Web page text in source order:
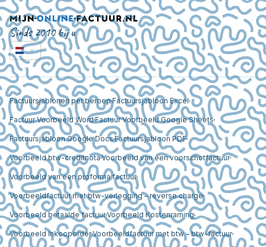
Sinds 2010 bij u
Factuursjablonen per beroepFactuursjabloon Excel
Factuur Voorbeeld WordFactuur Voorbeeld Google Sheets
Factuursjabloon Google DocsFactuursjabloon PDF
Voorbeeld btw-creditnotaVoorbeeld van een voorschotfactuur
Voorbeeld van een proforma factuur
Voorbeeldfactuur met btw-verlegging – reverse charge
Voorbeeld betaalde factuurVoorbeeld Kostenraming
Voorbeeld InkooporderVoorbeeldfactuur met btw – btw-factuur